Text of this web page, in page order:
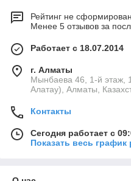
Рейтинг не сформирован
Менее 5 отзывов за
Работает с 18.07.2014
г. Алматы
Мынбаева 46, 1-й этаж,
Алатау), Алматы,
Контакты
Сегодня работает с
Показать весь график